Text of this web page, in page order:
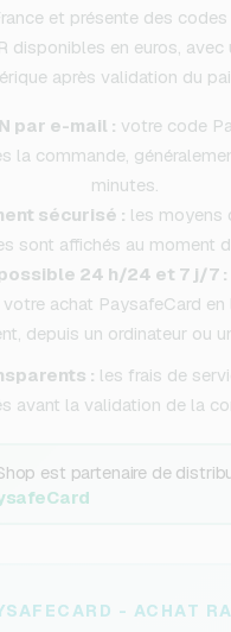
et présente des
disponibles en euros, avec
après validation du
par e-mail : votre code
la commande,
minutes.
sécurisé : les moyens
sont affichés au moment
24 h/24 et 7 j/7 :
achat PaysafeCard
depuis un ordinateur ou
: les frais de
avant la validation de la
est partenaire de
- ACHAT